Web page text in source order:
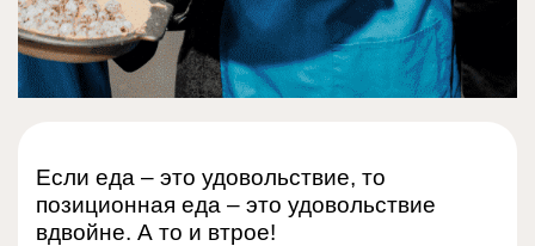
Если еда – это удовольствие, то
позиционная еда – это удовольствие
вдвойне. А то и втрое!